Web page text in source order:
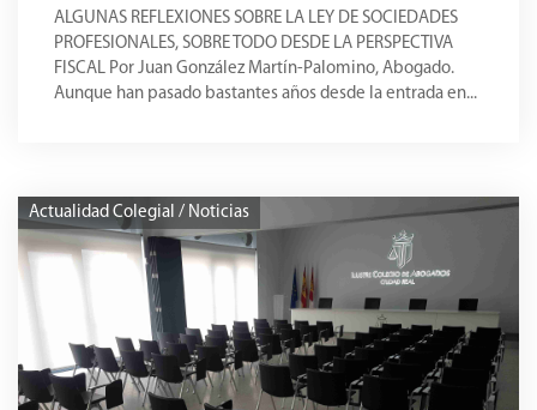
ALGUNAS REFLEXIONES SOBRE LA LEY DE SOCIEDADES
PROFESIONALES, SOBRE TODO DESDE LA PERSPECTIVA
FISCAL Por Juan González Martín-Palomino, Abogado.
Aunque han pasado bastantes años desde la entrada en...
Actualidad Colegial / Noticias